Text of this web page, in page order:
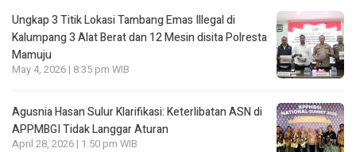
Ungkap 3 Titik Lokasi Tambang Emas Illegal di
Kalumpang 3 Alat Berat dan 12 Mesin disita Polresta
Mamuju
May 4, 2026 | 8:35 pm WIB
Agusnia Hasan Sulur Klarifikasi: Keterlibatan ASN di
APPMBGI Tidak Langgar Aturan
April 28, 2026 | 1:50 pm WIB